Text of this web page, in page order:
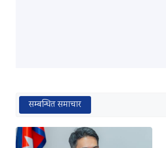
सम्बन्धित समाचार